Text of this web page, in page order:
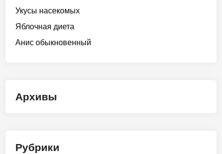
Укусы насекомых
Яблочная диета
Анис обыкновенный
Архивы
Рубрики